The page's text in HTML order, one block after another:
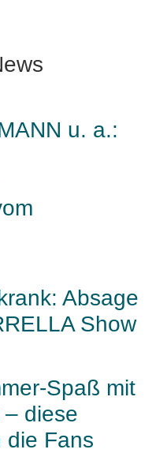
u. a.:
Absage
Show
Spaß mit
diese
die Fans